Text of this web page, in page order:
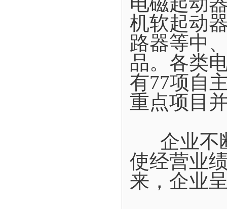
机软起动
路器等中
品。各类
有77项自
重点项目
企业不
使经营业
来，企业